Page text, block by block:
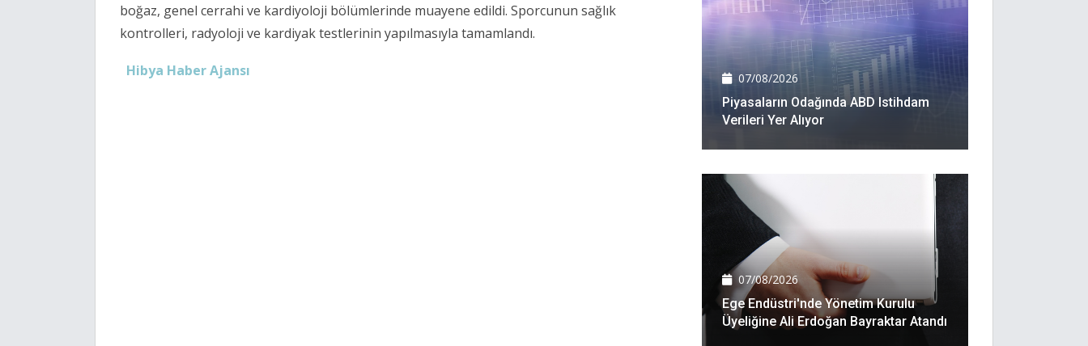
boğaz, genel cerrahi ve kardiyoloji bölümlerinde muayene edildi. Sporcunun sağlık
kontrolleri, radyoloji ve kardiyak testlerinin yapılmasıyla tamamlandı.
Hibya Haber Ajansı
07/08/2026
Piyasaların Odağında ABD Istihdam
Verileri Yer Alıyor
07/08/2026
Ege Endüstri'nde Yönetim Kurulu
Üyeliğine Ali Erdoğan Bayraktar Atandı